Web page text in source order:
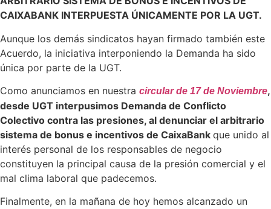
CAIXABANK INTERPUESTA ÚNICAMENTE POR LA UGT.
Aunque los demás sindicatos hayan firmado también este
Acuerdo, la iniciativa interponiendo la Demanda ha sido
única por parte de la UGT.
Como anunciamos en nuestra circular de 17 de Noviembre,
desde UGT interpusimos Demanda de Conflicto
Colectivo contra las presiones, al denunciar el arbitrario
sistema de bonus e incentivos de CaixaBank que unido al
interés personal de los responsables de negocio
constituyen la principal causa de la presión comercial y el
mal clima laboral que padecemos.
Finalmente, en la mañana de hoy hemos alcanzado un